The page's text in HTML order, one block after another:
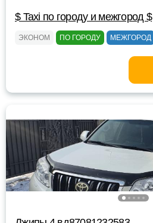
$ Taxi по городу и межгород $
ЭКОНОМ ПО ГОРОДУ МЕЖГОРОД